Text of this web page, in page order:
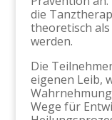
die
theoretisch
werden.
Die
eigenen Leib,
Wege für